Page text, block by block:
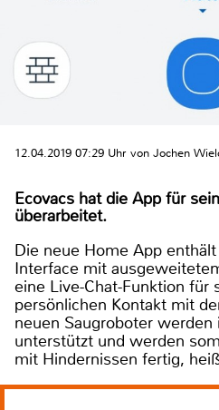
12.04.2019 07:29 Uhr von Jochen
Ecovacs hat die App für
überarbeitet.
Die neue Home App
Interface mit
eine Live-Chat-Funktion für
persönlichen Kontakt mit
neuen Saugroboter
unterstützt und werden
mit Hindernissen fertig,